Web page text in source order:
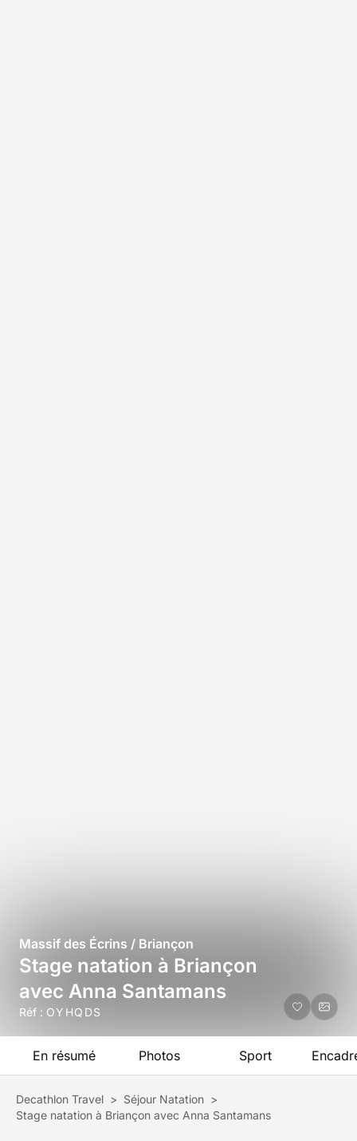
Massif des Écrins / Briançon
Stage natation à Briançon
avec Anna Santamans
Réf : OYHQDS
En résumé Photos Sport
Decathlon Travel > Séjour Natation >
Stage natation à Briançon avec Anna Santamans